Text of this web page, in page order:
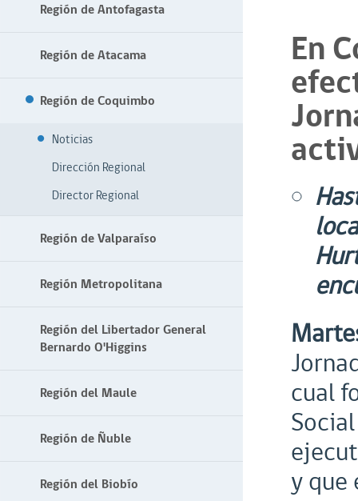
Región de Antofagasta
Región de Atacama
Región de Coquimbo
Noticias
Dirección Regional
Director Regional
Región de Valparaíso
Región Metropolitana
Región del Libertador General
Bernardo O'Higgins
Región del Maule
Región de Ñuble
Región del Biobío
En
cual
y que